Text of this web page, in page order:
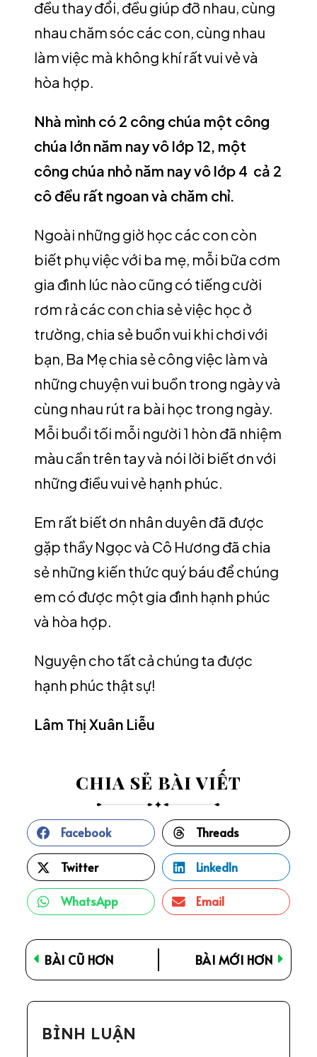
đều thay đổi, đều giúp đỡ nhau, cùng
nhau chăm sóc các con, cùng nhau
làm việc mà không khí rất vui vẻ và
hòa hợp.
Nhà mình có 2 công chúa một công
chúa lớn năm nay vô lớp 12, một
công chúa nhỏ năm nay vô lớp 4 cả 2
cô đều rất ngoan và chăm chỉ.
Ngoài những giờ học các con còn
biết phụ việc với ba mẹ, mỗi bữa cơm
gia đình lúc nào cũng có tiếng cười
rơm rả các con chia sẻ việc học ở
trường, chia sẻ buồn vui khi chơi với
bạn, Ba Mẹ chia sẻ công việc làm và
những chuyện vui buồn trong ngày và
cùng nhau rút ra bài học trong ngày.
Mỗi buổi tối mỗi người 1 hòn đã nhiệm
màu cần trên tay và nói lời biết ơn với
những điều vui vẻ hạnh phúc.
Em rất biết ơn nhân duyên đã được
gặp thầy Ngọc và Cô Hương đã chia
sẻ những kiến thức quý báu để chúng
em có được một gia đình hạnh phúc
và hòa hợp.
Nguyện cho tất cả chúng ta được
hạnh phúc thật sự!
Lâm Thị Xuân Liễu
CHIA SẺ BÀI VIẾT
Facebook Threads
Twitter LinkedIn
WhatsApp Email
BÀI CŨ HƠN BÀI MỚI HƠN
BÌNH LUẬN